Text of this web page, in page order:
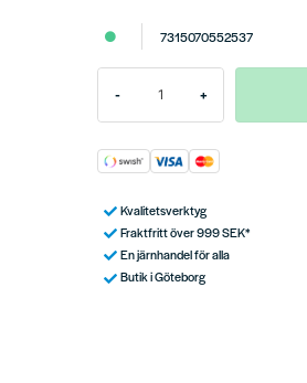
7315070552537
- +
Kvalitetsverktyg
Fraktfritt över 999 SEK*
En järnhandel för alla
Butik i Göteborg